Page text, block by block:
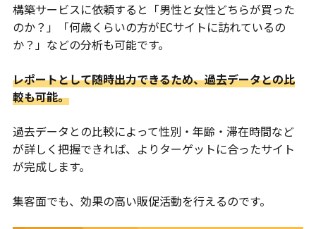
構築サービスに依頼すると「男性と女性どちらが買った
のか？」「何歳くらいの方がECサイトに訪れているの
か？」などの分析も可能です。
レポートとして随時出力できるため、過去データとの比
較も可能。
過去データとの比較によって性別・年齢・滞在時間など
が詳しく把握できれば、よりターゲットに合ったサイト
が完成します。
集客面でも、効果の高い販促活動を行えるのです。